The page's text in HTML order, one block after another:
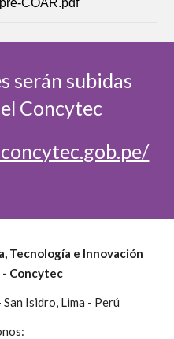
serán subidas
Concytec
Tecnología e Innovación
- Concytec
Isidro, Lima - Perú
: